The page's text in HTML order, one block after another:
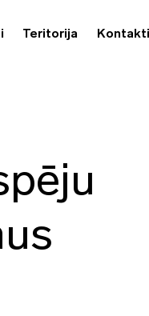
Teritorija Kontakti